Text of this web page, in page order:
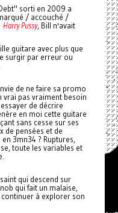
sorti en 2009 a
/ accouché /
Harry Pussy, Bill n'avait
guitare avec plus que
surgir par erreur ou
de ne faire sa promo
vrai pas vraiment besoin
de décrire
en moi cette guitare
sans cesse sur ses
de pensées et de
3mn34 ? Ruptures,
toute les variables et
qui descend sur
qui fait un malaise,
à explorer son